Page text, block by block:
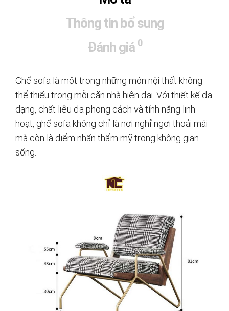
Thông tin bổ sung
Đánh giá 0
Ghế sofa là một trong những món nội thất không
thể thiếu trong mỗi căn nhà hiện đại. Với thiết kế đa
dạng, chất liệu đa phong cách và tính năng linh
hoạt, ghế sofa không chỉ là nơi nghỉ ngơi thoải mái
mà còn là điểm nhấn thẩm mỹ trong không gian
sống.